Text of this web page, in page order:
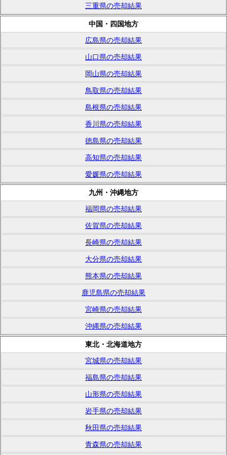
三重県の売却結果
中国・四国地方
広島県の売却結果
山口県の売却結果
岡山県の売却結果
鳥取県の売却結果
島根県の売却結果
香川県の売却結果
徳島県の売却結果
高知県の売却結果
愛媛県の売却結果
九州・沖縄地方
福岡県の売却結果
佐賀県の売却結果
長崎県の売却結果
大分県の売却結果
熊本県の売却結果
鹿児島県の売却結果
宮崎県の売却結果
沖縄県の売却結果
東北・北海道地方
宮城県の売却結果
福島県の売却結果
山形県の売却結果
岩手県の売却結果
秋田県の売却結果
青森県の売却結果